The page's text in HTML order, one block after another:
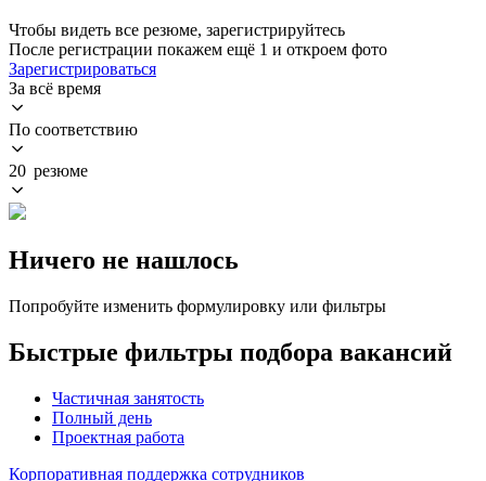
Чтобы видеть все резюме, зарегистрируйтесь
После регистрации покажем ещё 1 и откроем фото
Зарегистрироваться
За всё время
По соответствию
20 резюме
Ничего не нашлось
Попробуйте изменить формулировку или фильтры
Быстрые фильтры подбора вакансий
Частичная занятость
Полный день
Проектная работа
Корпоративная поддержка сотрудников